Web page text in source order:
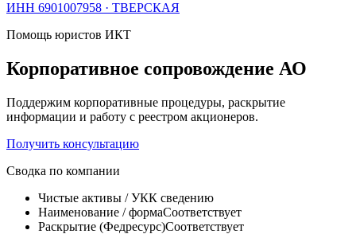
ИНН 6901007958 · ТВЕРСКАЯ
Помощь юристов ИКТ
Корпоративное сопровождение АО
Поддержим корпоративные процедуры, раскрытие
информации и работу с реестром акционеров.
Получить консультацию
Сводка по компании
Чистые активы / УКК сведению
Наименование / формаСоответствует
Раскрытие (Федресурс)Соответствует